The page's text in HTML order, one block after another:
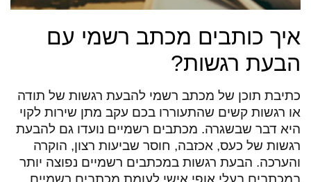
איך כותבים מכתב רשמי עם
הבעת רגשות?
כתיבת תוכן של מכתב רשמי להבעת רגשות של תודה
או רגשות קשים שהתעוררו בכם עקב מתן שירות לקוי
היא דבר שבשגרה. מכתבים רשמיים נועדו גם להבעת
רגשות של כעס, אכזבה, חוסר שביעות רצון, הוקרה
והערכה. הבעת רגשות במכתבים רשמיים נפוצה יותר
במכתבים בעלי אופי אישי לעומת מכתבים רשמיים